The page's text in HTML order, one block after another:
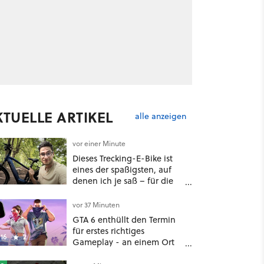
ARTIKEL alle anzeigen
vor einer Minute
Dieses Trecking-E-Bike ist
eines der spaßigsten, auf
denen ich je saß – für die
2
vor 37 Minuten
GTA 6 enthüllt den Termin
für erstes richtiges
Gameplay - an einem Ort